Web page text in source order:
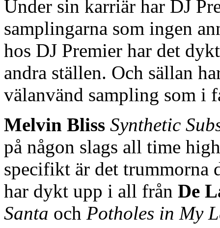
Under sin karriär har DJ
samplingarna som ingen
hos DJ Premier har det
andra ställen. Och sällan
välanvänd sampling som i
Melvin Bliss Synthetic
på någon slags all time
specifikt är det trummorna
har dykt upp i all från De
Santa och Potholes in My